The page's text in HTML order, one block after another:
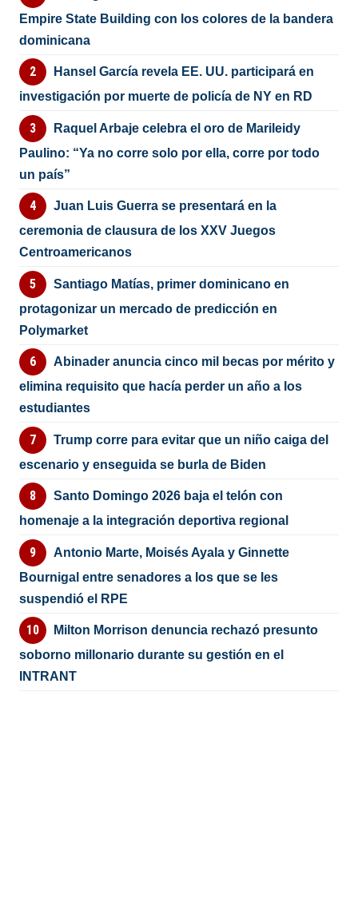
Empire State Building con los colores de la bandera
dominicana
Hansel García revela EE. UU. participará en
investigación por muerte de policía de NY en RD
Raquel Arbaje celebra el oro de Marileidy
Paulino: “Ya no corre solo por ella, corre por todo
un país”
Juan Luis Guerra se presentará en la
ceremonia de clausura de los XXV Juegos
Centroamericanos
Santiago Matías, primer dominicano en
protagonizar un mercado de predicción en
Polymarket
Abinader anuncia cinco mil becas por mérito y
elimina requisito que hacía perder un año a los
estudiantes
Trump corre para evitar que un niño caiga del
escenario y enseguida se burla de Biden
Santo Domingo 2026 baja el telón con
homenaje a la integración deportiva regional
Antonio Marte, Moisés Ayala y Ginnette
Bournigal entre senadores a los que se les
suspendió el RPE
Milton Morrison denuncia rechazó presunto
soborno millonario durante su gestión en el
INTRANT